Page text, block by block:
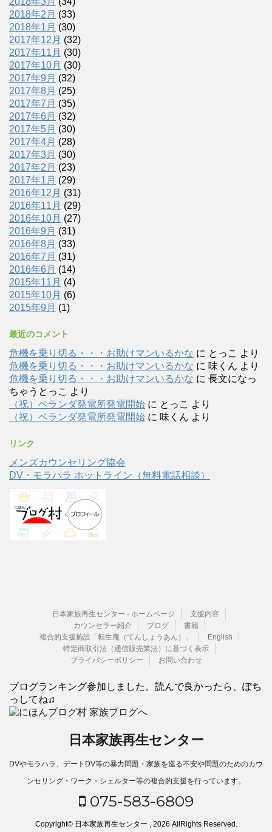
2018年2月 (33)
2018年1月 (30)
2017年12月 (32)
2017年11月 (30)
2017年10月 (30)
2017年9月 (32)
2017年8月 (25)
2017年7月 (35)
2017年6月 (32)
2017年5月 (30)
2017年4月 (28)
2017年3月 (30)
2017年2月 (23)
2017年1月 (29)
2016年12月 (31)
2016年11月 (29)
2016年10月 (27)
2016年9月 (31)
2016年8月 (33)
2016年7月 (31)
2016年6月 (14)
2015年11月 (4)
2015年10月 (6)
2015年9月 (1)
最近のコメント
危機を乗り切る・・・お助けマンいるかな に とっこ より
危機を乗り切る・・・お助けマンいるかな に 味くん より
危機を乗り切る・・・お助けマンいるかな に 長文になっ
ちゃうとっこ より
（祝）ベランダ発電所発電開始 に とっこ より
（祝）ベランダ発電所発電開始 に 味くん より
リンク
メンズカウンセリング協会
DV・モラハラ ホットライン（無料電話相談）
日本家族再生センター - ホームページ
支援内容
カウンセラー紹介
ブログ
書籍
複合的支援施設「転生庵（てんしょうあん）」
English
特定商取引法（通信販売業法）に基づく表示
プライバシーポリシー
お問い合わせ
ブログランキング参加しました。読んで良かったら、ぽち
っしてね♫
日本家族再生センター
DVやモラハラ、デートDV等の暴力問題・家族を巡る不安や問題のためのカウ
ンセリング・ワーク・シェルター等の複合的支援を行っています。
075-583-6809
Copyright© 日本家族再生センター , 2026 AllRights Reserved.